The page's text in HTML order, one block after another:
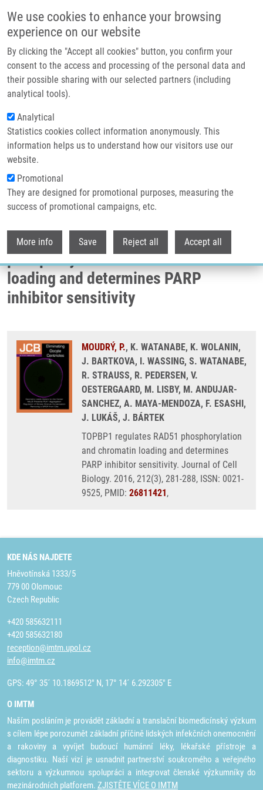
We use cookies to enhance your browsing
experience on our website
By clicking the "Accept all cookies" button, you confirm your
consent to the access and processing of the personal data and
their possible sharing with our selected partners (including
analytical tools).
Analytical
Statistics cookies collect information anonymously. This
information helps us to understand how our visitors use our
website.
Promotional
They are designed for promotional purposes, measuring the
success of promotional campaigns, etc.
More info Save Reject all Accept all
Header image
Drobečková navigace
Domů
TOPBP1 Regulates RAD51 Phosphorylation And Chromatin Loading And
Determines PARP Inhibitor Sensitivity
TOPBP1 regulates RAD51
phosphorylation and chromatin
loading and determines PARP
inhibitor sensitivity
MOUDRÝ, P., K. WATANABE, K. WOLANIN,
J. BARTKOVA, I. WASSING, S. WATANABE,
R. STRAUSS, R. PEDERSEN, V.
OESTERGAARD, M. LISBY, M. ANDUJAR-
SANCHEZ, A. MAYA-MENDOZA, F. ESASHI,
J. LUKÁŠ, J. BÁRTEK
TOPBP1 regulates RAD51 phosphorylation
and chromatin loading and determines
PARP inhibitor sensitivity. Journal of Cell
Biology. 2016, 212(3), 281-288, ISSN: 0021-
9525, PMID: 26811421,
KDE NÁS NAJDETE
Hněvotínská 1333/5
779 00 Olomouc
Czech Republic
+420 585632111
+420 585632180
reception@imtm.upol.cz
info@imtm.cz
GPS: 49° 35´ 10.1869512" N, 17° 14´ 6.292305" E
O IMTM
Naším posláním je provádět základní a translační biomedicínský výzkum
s cílem lépe porozumět základní příčině lidských infekčních onemocnění
a rakoviny a vyvíjet budoucí humánní léky, lékařské přístroje a
diagnostiku. Naší vizí je usnadnit partnerství soukromého a veřejného
sektoru a výzkumnou spolupráci a integrovat členské výzkumníky do
mezinárodních platforem. ZJISTĚTE VÍCE O IMTM